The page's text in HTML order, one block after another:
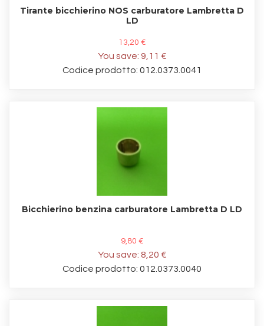
Tirante bicchierino NOS carburatore Lambretta D
LD
13,20 €
You save: 9,11 €
Codice prodotto: 012.0373.0041
Bicchierino benzina carburatore Lambretta D LD
9,80 €
You save: 8,20 €
Codice prodotto: 012.0373.0040